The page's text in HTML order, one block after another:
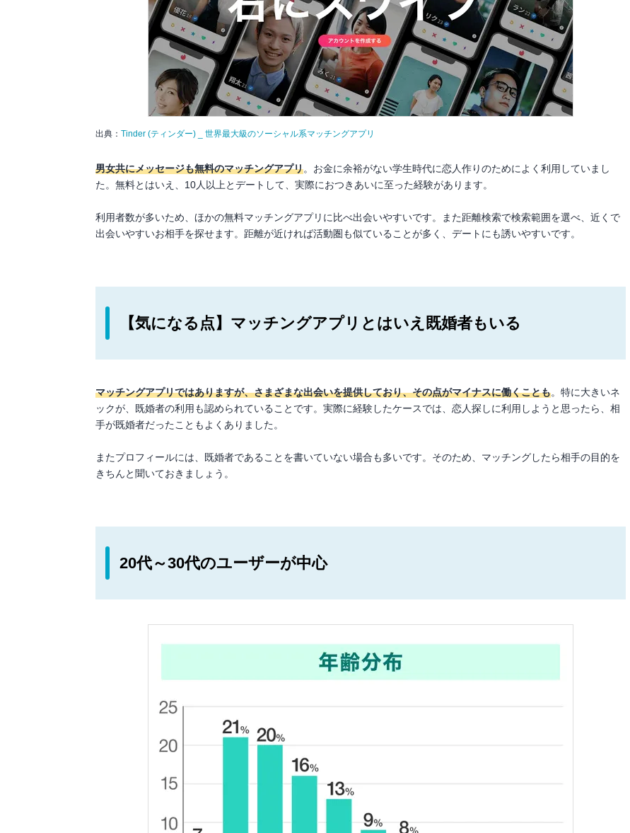
出典：Tinder (ティンダー) _ 世界最大級のソーシャル系マッチングアプリ
男女共にメッセージも無料のマッチングアプリ。お金に余裕がない学生時代に恋人作りのためによく利用していまし
た。無料とはいえ、10人以上とデートして、実際におつきあいに至った経験があります。
利用者数が多いため、ほかの無料マッチングアプリに比べ出会いやすいです。また距離検索で検索範囲を選べ、近くで
出会いやすいお相手を探せます。距離が近ければ活動圏も似ていることが多く、デートにも誘いやすいです。
【気になる点】マッチングアプリとはいえ既婚者もいる
マッチングアプリではありますが、さまざまな出会いを提供しており、その点がマイナスに働くことも。特に大きいネ
ックが、既婚者の利用も認められていることです。実際に経験したケースでは、恋人探しに利用しようと思ったら、相
手が既婚者だったこともよくありました。
またプロフィールには、既婚者であることを書いていない場合も多いです。そのため、マッチングしたら相手の目的を
きちんと聞いておきましょう。
20代～30代のユーザーが中心